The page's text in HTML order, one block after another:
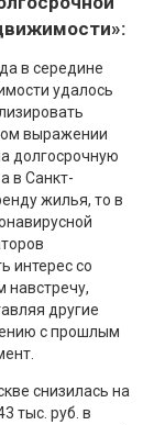
в середине
удалось
выражении
долгосрочную
в Санкт-
жилья, то в
интерес со
навстречу,
другие
с прошлым
снизилась на
тыс. руб. в